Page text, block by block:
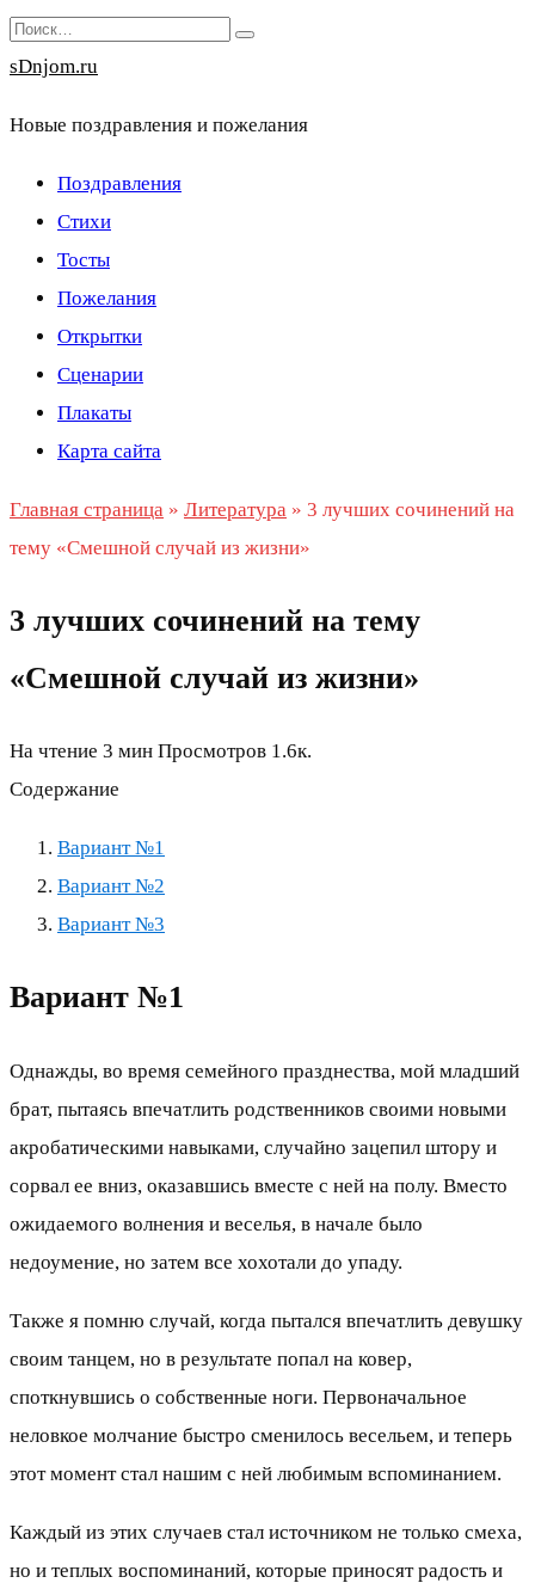
Перейти
к
Search
for:
sDnjom.ru
Новые поздравления и пожелания
Поздравления
Стихи
Тосты
Пожелания
Открытки
Сценарии
Плакаты
Карта сайта
Главная страница » Литература » 3 лучших сочинений на
тему «Смешной случай из жизни»
3 лучших сочинений на тему
«Смешной случай из жизни»
На чтение 3 мин Просмотров 1.6к.
Содержание
Вариант №1
Вариант №2
Вариант №3
Вариант №1
Однажды, во время семейного празднества, мой младший
брат, пытаясь впечатлить родственников своими новыми
акробатическими навыками, случайно зацепил штору и
сорвал ее вниз, оказавшись вместе с ней на полу. Вместо
ожидаемого волнения и веселья, в начале было
недоумение, но затем все хохотали до упаду.
Также я помню случай, когда пытался впечатлить девушку
своим танцем, но в результате попал на ковер,
споткнувшись о собственные ноги. Первоначальное
неловкое молчание быстро сменилось весельем, и теперь
этот момент стал нашим с ней любимым вспоминанием.
Каждый из этих случаев стал источником не только смеха,
но и теплых воспоминаний, которые приносят радость и